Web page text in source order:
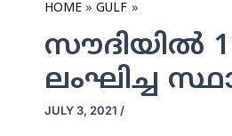
HOME GULF
സൗദിയില്‍
ലംഘിച്ച
JULY 3, 2021 /